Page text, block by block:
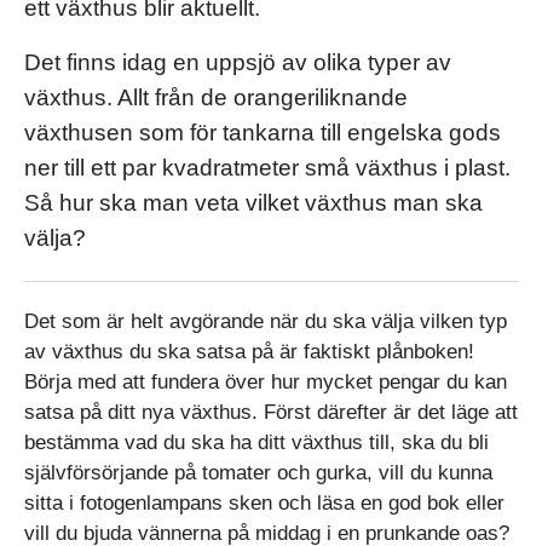
ett växthus blir aktuellt.
Det finns idag en uppsjö av olika typer av
växthus. Allt från de orangeriliknande
växthusen som för tankarna till engelska gods
ner till ett par kvadratmeter små växthus i plast.
Så hur ska man veta vilket växthus man ska
välja?
Det som är helt avgörande när du ska välja vilken typ
av växthus du ska satsa på är faktiskt plånboken!
Börja med att fundera över hur mycket pengar du kan
satsa på ditt nya växthus. Först därefter är det läge att
bestämma vad du ska ha ditt växthus till, ska du bli
självförsörjande på tomater och gurka, vill du kunna
sitta i fotogenlampans sken och läsa en god bok eller
vill du bjuda vännerna på middag i en prunkande oas?